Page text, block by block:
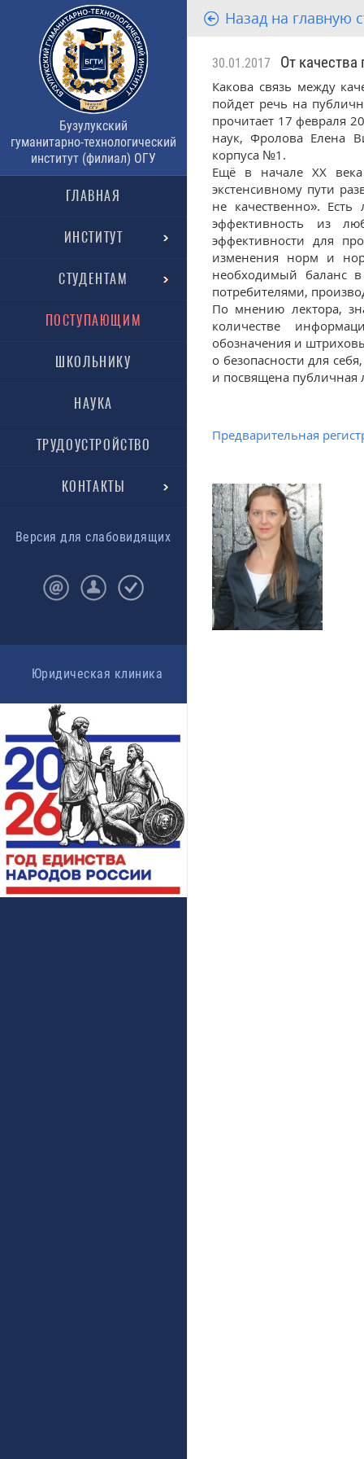
Бузулукский
гуманитарно-технологический
институт (филиал) ОГУ
ГЛАВНАЯ
ИНСТИТУТ
СТУДЕНТАМ
ПОСТУПАЮЩИМ
ШКОЛЬНИКУ
НАУКА
ТРУДОУСТРОЙСТВО
КОНТАКТЫ
Версия для слабовидящих
Юридическая клиника
Назад на главную
30.01.2017 От качества
Какова связь между
пойдет речь на
прочитает 17 февраля
наук, Фролова Елена
корпуса №1.
Ещё в начале ХХ
экстенсивному пути
не качественно».
эффективность из
эффективности для
изменения норм и
необходимый баланс
потребителями,
По мнению лектора,
количестве
обозначения и
о безопасности для
и посвящена публичная
Предварительная